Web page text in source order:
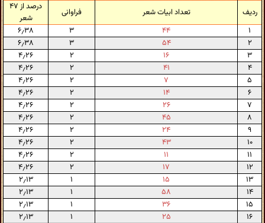
ردیف تعداد ابیات شعر فراوانی
درصد از ۴۷
شعر
۱
۴۴ ۳
۶٫۳۸
۲
۵۴ ۳
۶٫۳۸
۳
۱۶ ۲
۴٫۲۶
۴
۴۱ ۲
۴٫۲۶
۵
۷ ۲
۴٫۲۶
۶
۱۴ ۲
۴٫۲۶
۷
۲۶ ۲
۴٫۲۶
۸
۴۵ ۲
۴٫۲۶
۹
۲۴ ۲
۴٫۲۶
۱۰
۴۳ ۲
۴٫۲۶
۱۱
۱۱ ۲
۴٫۲۶
۱۲
۱۷ ۲
۴٫۲۶
۱۳
۱۵ ۱
۲٫۱۳
۱۴
۵۸ ۱
۲٫۱۳
۱۵
۳۶ ۱
۲٫۱۳
۱۶
۲۵ ۱
۲٫۱۳